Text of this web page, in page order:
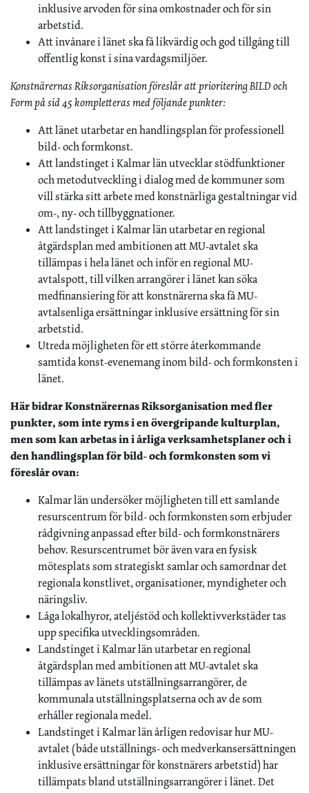
inklusive arvoden för sina omkostnader och för sin
arbetstid.
Att invånare i länet ska få likvärdig och god tillgång till
offentlig konst i sina vardagsmiljöer.
Konstnärernas Riksorganisation föreslår att prioritering BILD och
Form på sid 45 kompletteras med följande punkter:
Att länet utarbetar en handlingsplan för professionell
bild- och formkonst.
Att landstinget i Kalmar län utvecklar stödfunktioner
och metodutveckling i dialog med de kommuner som
vill stärka sitt arbete med konstnärliga gestaltningar vid
om-, ny- och tillbyggnationer.
Att landstinget i Kalmar län utarbetar en regional
åtgärdsplan med ambitionen att MU-avtalet ska
tillämpas i hela länet och inför en regional MU-
avtalspott, till vilken arrangörer i länet kan söka
medfinansiering för att konstnärerna ska få MU-
avtalsenliga ersättningar inklusive ersättning för sin
arbetstid.
Utreda möjligheten för ett större återkommande
samtida konst-evenemang inom bild- och formkonsten i
länet.
Här bidrar Konstnärernas Riksorganisation med fler
punkter, som inte ryms i en övergripande kulturplan,
men som kan arbetas in i årliga verksamhetsplaner och i
den handlingsplan för bild- och formkonsten som vi
föreslår ovan:
Kalmar län undersöker möjligheten till ett samlande
resurscentrum för bild- och formkonsten som erbjuder
rådgivning anpassad efter bild- och formkonstnärers
behov. Resurscentrumet bör även vara en fysisk
mötesplats som strategiskt samlar och samordnar det
regionala konstlivet, organisationer, myndigheter och
näringsliv.
Låga lokalhyror, ateljéstöd och kollektivverkstäder tas
upp specifika utvecklingsområden.
Landstinget i Kalmar län utarbetar en regional
åtgärdsplan med ambitionen att MU-avtalet ska
tillämpas av länets utställningsarrangörer, de
kommunala utställningsplatserna och av de som
erhåller regionala medel.
Landstinget i Kalmar län årligen redovisar hur MU-
avtalet (både utställnings- och medverkansersättningen
inklusive ersättningar för konstnärers arbetstid) har
tillämpats bland utställningsarrangörer i länet. Det